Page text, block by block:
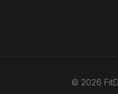
© 2026